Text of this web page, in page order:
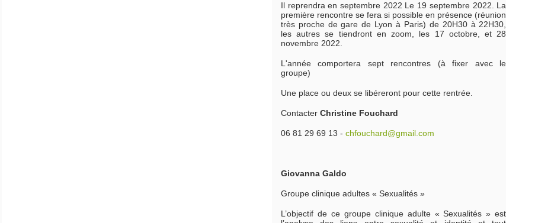
Il reprendra en septembre 2022 Le 19 septembre 2022. La
première rencontre se fera si possible en présence (réunion
très proche de gare de Lyon à Paris) de 20H30 à 22H30,
les autres se tiendront en zoom, les 17 octobre, et 28
novembre 2022.
L'année comportera sept rencontres (à fixer avec le
groupe)
Une place ou deux se libéreront pour cette rentrée.
Contacter Christine Fouchard
06 81 29 69 13 - chfouchard@gmail.com
Giovanna Galdo
Groupe clinique adultes « Sexualités »
L’objectif de ce groupe clinique adulte « Sexualités » est